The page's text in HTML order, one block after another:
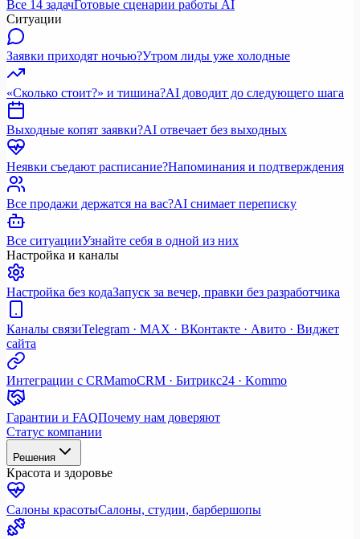
Все 14 задачГотовые сценарии работы AI
Ситуации
Заявки приходят ночью?Утром лиды уже холодные
«Сколько стоит?» и тишина?AI доводит до следующего шага
Выходные копят заявки?AI отвечает без выходных
Неявки съедают расписание?Напоминания и подтверждения
Все продажи держатся на вас?AI снимает переписку
Все ситуацииУзнайте себя в одной из них
Настройка и каналы
Настройка без кодаЗапуск за вечер, правки без разработчика
Каналы связиTelegram · MAX · ВКонтакте · Авито · Виджет
сайта
Интеграции с CRMamoCRM · Битрикс24 · Kommo
Гарантии и FAQПочему нам доверяют
Статус компании
Решения
Красота и здоровье
Салоны красотыСалоны, студии, барбершопы